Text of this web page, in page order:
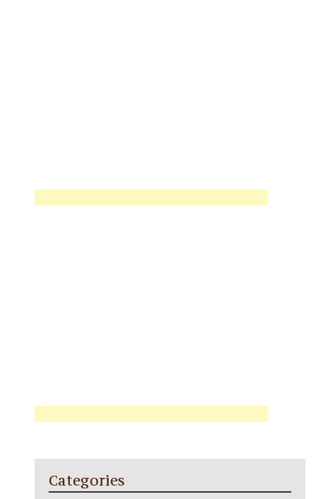
Categories